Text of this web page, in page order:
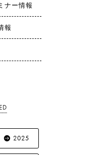
ナー情報
報
2025